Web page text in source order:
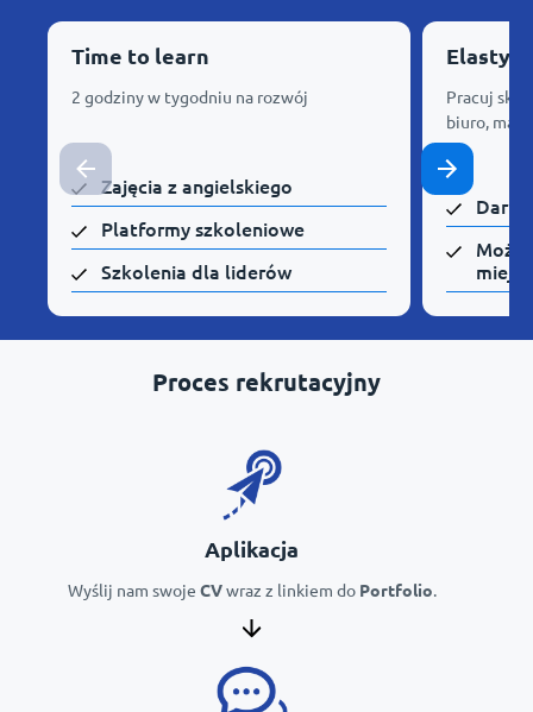
Time to learn
2 godziny w tygodniu na rozwój
Zajęcia z angielskiego
Platformy szkoleniowe
Szkolenia dla liderów
Pracuj
biuro,
Proces rekrutacyjny
Aplikacja
Wyślij nam swoje CVwraz z linkiem do Portfolio.